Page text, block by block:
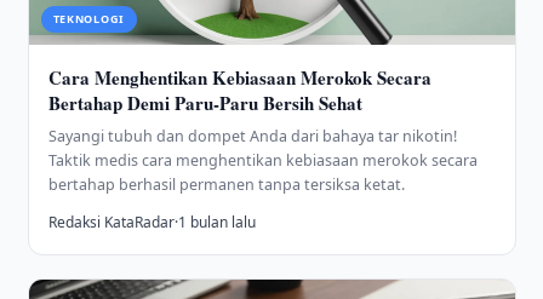
TEKNOLOGI
Cara Menghentikan Kebiasaan Merokok Secara
Bertahap Demi Paru-Paru Bersih Sehat
Sayangi tubuh dan dompet Anda dari bahaya tar nikotin!
Taktik medis cara menghentikan kebiasaan merokok secara
bertahap berhasil permanen tanpa tersiksa ketat.
Redaksi KataRadar·1 bulan lalu